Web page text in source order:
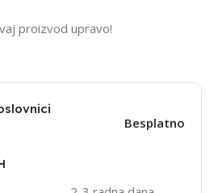
proizvod upravo!
Besplatno